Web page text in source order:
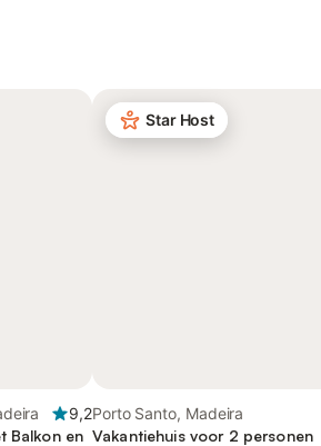
9,2
Balkon en
Star Host
Porto Santo, Madeira
Vakantiehuis voor 2 personen